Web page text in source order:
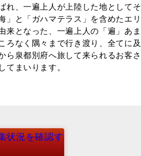
れ、一遍上人が上陸した地としてそ
」と「ガハマテラス」を含めたエリ
来となった、一遍上人の「遍」あま
ろなく隅々まで行き渡り、全てに及
ら泉都別府へ旅して来られるお客さ
まいります。
状況を確認す